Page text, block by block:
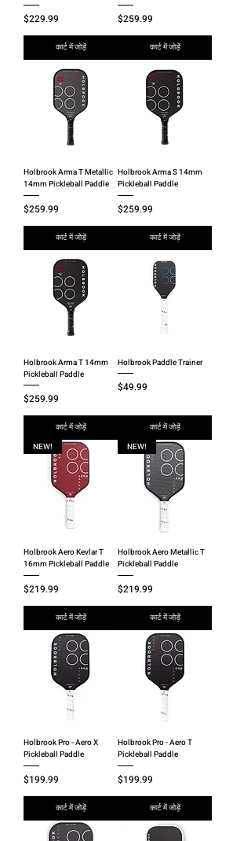
मूल्य
$229.99
कार्ट में जोड़ें
मूल्य
$259.99
कार्ट में जोड़ें
Holbrook Arma T Metallic
14mm Pickleball Paddle
मूल्य
$259.99
कार्ट में जोड़ें
Holbrook Arma S 14mm
Pickleball Paddle
मूल्य
$259.99
कार्ट में जोड़ें
Holbrook Arma T 14mm
Pickleball Paddle
मूल्य
$259.99
कार्ट में जोड़ें
Holbrook Paddle Trainer
मूल्य
$49.99
कार्ट में जोड़ें
NEW!
Holbrook Aero Kevlar T
16mm Pickleball Paddle
मूल्य
$219.99
कार्ट में जोड़ें
NEW!
Holbrook Aero Metallic T
Pickleball Paddle
मूल्य
$219.99
कार्ट में जोड़ें
Holbrook Pro - Aero X
Pickleball Paddle
मूल्य
$199.99
कार्ट में जोड़ें
Holbrook Pro - Aero T
Pickleball Paddle
मूल्य
$199.99
कार्ट में जोड़ें